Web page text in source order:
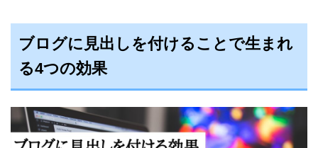
ブログに見出しを付けることで生まれ
る4つの効果